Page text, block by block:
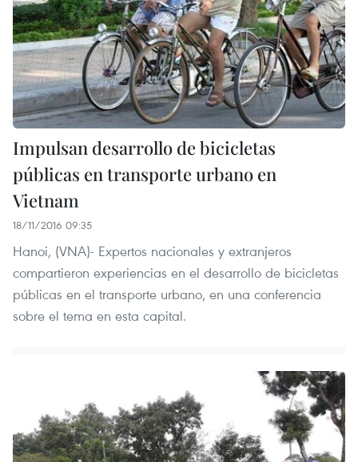
Impulsan desarrollo de bicicletas
públicas en transporte urbano en
Vietnam
18/11/2016 09:35
Hanoi, (VNA)- Expertos nacionales y extranjeros
compartieron experiencias en el desarrollo de bicicletas
públicas en el transporte urbano, en una conferencia
sobre el tema en esta capital.